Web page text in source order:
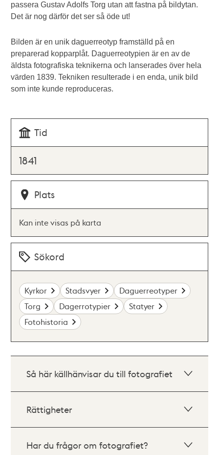
passera Gustav Adolfs Torg utan att fastna på bildytan.
Det är nog därför det ser så öde ut!
Bilden är en unik daguerreotyp framställd på en
preparerad kopparplåt. Daguerreotypien är en av de
äldsta fotografiska teknikerna och lanserades över hela
värden 1839. Tekniken resulterade i en enda, unik bild
som inte kunde reproduceras.
Tid
1841
Plats
Kan inte visas på karta
Sökord
Kyrkor Stadsvyer
Daguerreotyper
Torg
Dagerrotypier
Statyer
Fotohistoria
Så här källhänvisar du till fotografiet
Rättigheter
Har du frågor om fotografiet?